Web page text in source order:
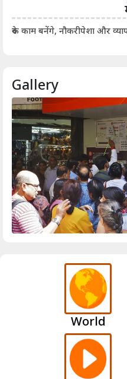
रुके काम बनेंगे, नौकरीपेशा और
Gallery
World